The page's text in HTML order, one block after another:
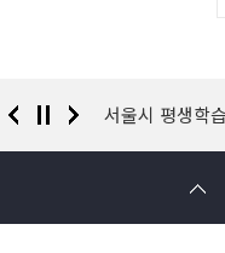
통합포털 서울시 평생학